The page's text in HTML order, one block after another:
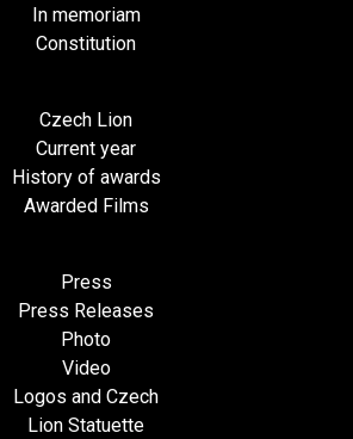
In memoriam
Constitution
Czech Lion
Current year
History of awards
Awarded Films
Press
Press Releases
Photo
Video
Logos and Czech
Lion Statuette